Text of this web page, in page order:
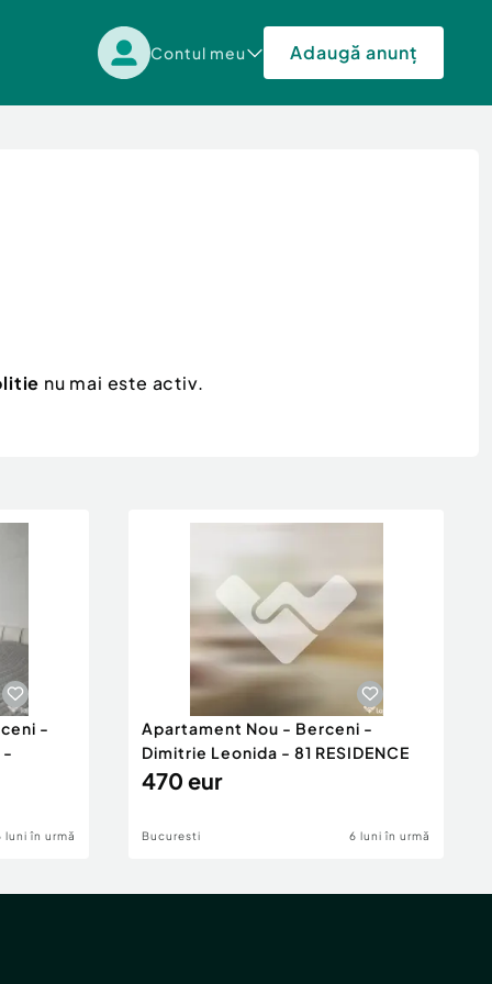
Contul meu Adaugă anunț
nu mai este activ.
-
-
luni în urmă
Apartament Nou - Berceni -
Dimitrie Leonida - 81 RESIDENCE
470 eur
Bucuresti 6 luni în urmă